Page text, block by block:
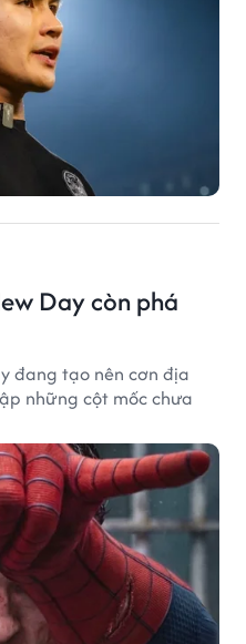
Day còn phá
đang tạo nên cơn địa
những cột mốc chưa